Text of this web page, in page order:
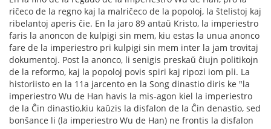
riĉeco de la regno kaj la malriĉeco de la popoloj, la ŝtelistoj kaj
ribelantoj aperis ĉie. En la jaro 89 antaŭ Kristo, la imperiestro
faris la anoncon de kulpigi sin mem, kiu estas la unua anonco
fare de la imperiestro pri kulpigi sin mem inter la jam trovitaj
dokumentoj. Post la anonco, li senigis preskaŭ ĉiujn politikojn
de la reformo, kaj la popoloj povis spiri kaj ripozi iom pli. La
historiisto en la 11a jarcento en la Song dinastio diris ke "la
imperiestro Wu de Han havis la mis-agon kiel la imperiestro
de la Ĉin dinastio,kiu kaŭzis la disfalon de la Ĉin denastio, sed
bonŝance li (la imperiestro Wu de Han) ne frontis la disfalon